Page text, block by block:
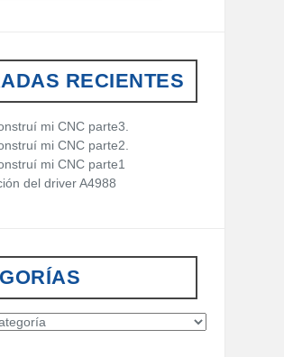
RECIENTES
mi CNC parte3.
mi CNC parte2.
mi CNC parte1
del driver A4988